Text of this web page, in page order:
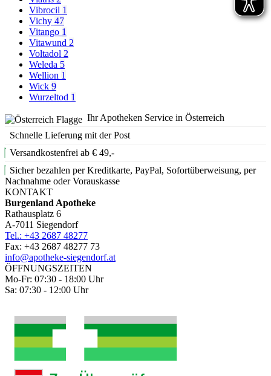
Vibrocil 1
Vichy 47
Vitango 1
Vitawund 2
Voltadol 2
Weleda 5
Wellion 1
Wick 9
Wurzeltod 1
Ihr Apotheken Service in Österreich
Schnelle Lieferung mit der Post
Versandkostenfrei ab € 49,-
Sicher bezahlen per Kreditkarte, PayPal, Sofortüberweisung, per
Nachnahme oder Vorauskasse
KONTAKT
Burgenland Apotheke
Rathausplatz 6
A-7011 Siegendorf
Tel.: +43 2687 48277
Fax: +43 2687 48277 73
info@apotheke-siegendorf.at
ÖFFNUNGSZEITEN
Mo-Fr: 07:30 - 18:00 Uhr
Sa: 07:30 - 12:00 Uhr